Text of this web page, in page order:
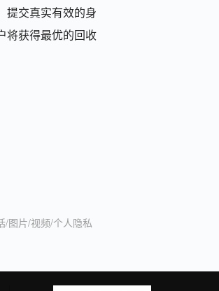
提交真实有效的身
将获得最优的回收
/图片/视频/个人隐私